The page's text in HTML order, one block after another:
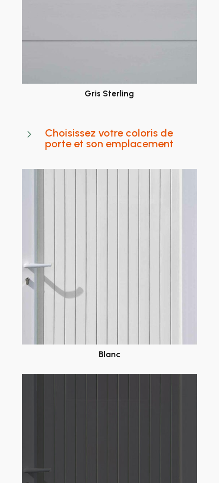
Gris Sterling
5
Choisissez votre coloris de
porte et son emplacement
Blanc